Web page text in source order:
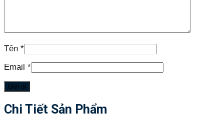
Tên *
Email *
Chi Tiết Sản Phẩm